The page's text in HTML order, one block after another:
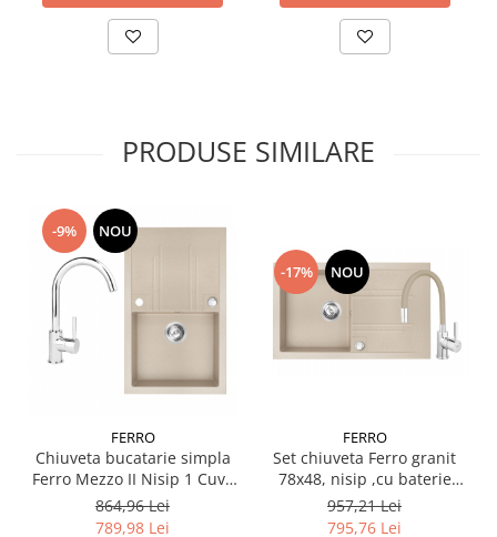
PRODUSE SIMILARE
-9% NOU
FERRO
Chiuveta bucatarie simpla
Ferro Mezzo II Nisip 1 Cuva
si Picurator 78x48cm si
Baterie Ferro Lugio BLG4
864,96 Lei
789,98 Lei
-17% NOU
FERRO
Set chiuveta Ferro granit
78x48, nisip ,cu baterie
flexibila Ferro
957,21 Lei
795,76 Lei